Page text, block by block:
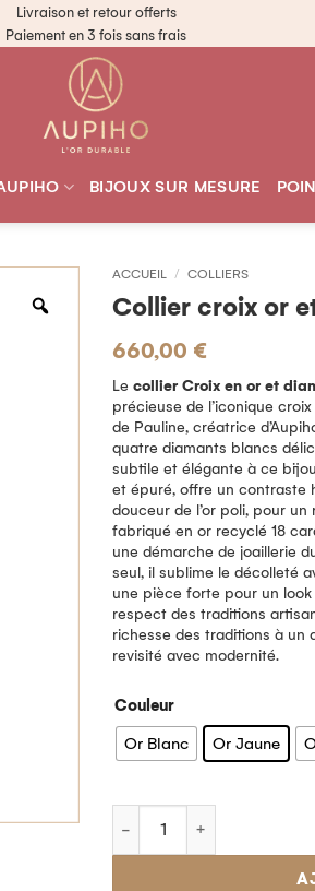
Livraison et retour offerts
Paiement en 3 fois sans frais
BIJOUX SUR MESURE
ACCUEIL / COLLIERS
Collier croix or
660,00 €
Le collier Croix en or et
précieuse de l’iconique
de Pauline, créatrice
quatre diamants blancs
subtile et élégante à ce
et épuré, offre un contraste
douceur de l’or poli, pour
fabriqué en or recyclé 18
une démarche de joaillerie
seul, il sublime le décolleté
une pièce forte pour un
respect des traditions
richesse des traditions à un
revisité avec modernité.
Couleur
Or Blanc
Or Jaune